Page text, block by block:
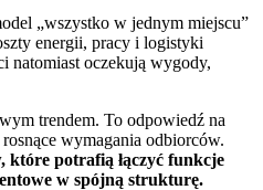
„wszystko w jednym miejscu”
energii, pracy i logistyki
natomiast oczekują wygody,
trendem. To odpowiedź na
wymagania odbiorców.
które potrafią łączyć funkcje
w spójną strukturę.